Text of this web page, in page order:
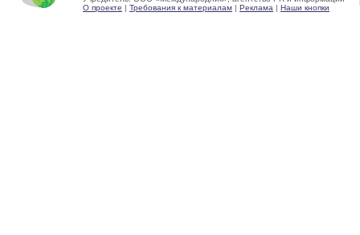
О проекте | Требования к материалам | Реклама | Наши кнопки